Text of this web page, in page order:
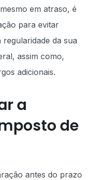
em atraso, é
para evitar
da sua
assim como,
adicionais.
a
de
antes do prazo